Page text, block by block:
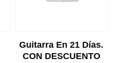
Guitarra En 21 Días.
CON DESCUENTO